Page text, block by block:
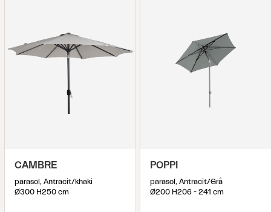
CAMBRE
parasol, Antracit/khaki
Ø300 H250 cm
POPPI
parasol, Antracit/Grå
Ø200 H206 - 241 cm